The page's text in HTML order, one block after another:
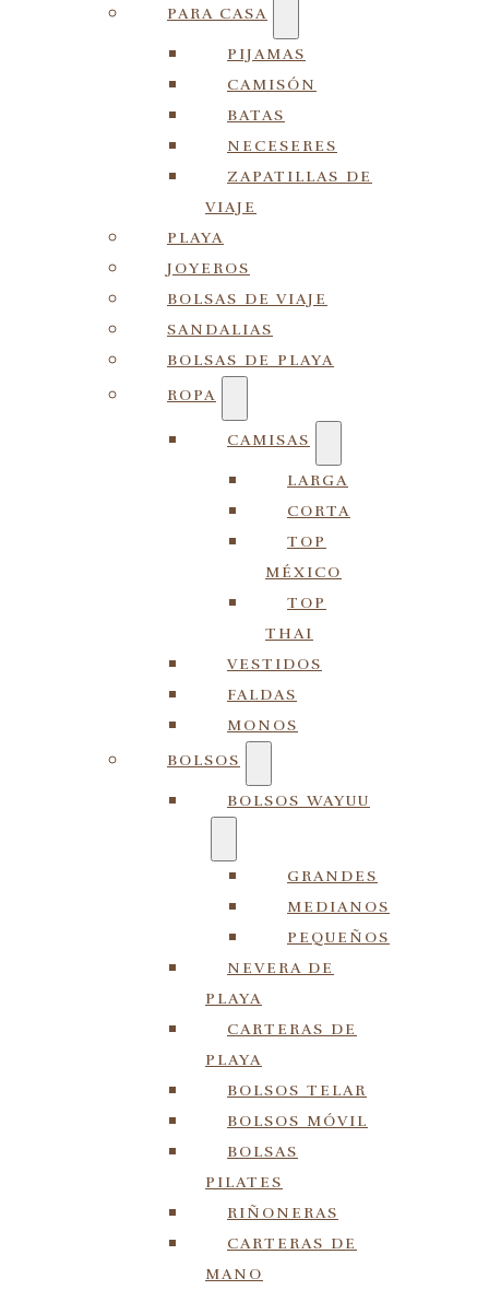
PARA CASA
PIJAMAS
CAMISÓN
BATAS
NECESERES
ZAPATILLAS DE
VIAJE
PLAYA
JOYEROS
BOLSAS DE VIAJE
SANDALIAS
BOLSAS DE PLAYA
ROPA
CAMISAS
LARGA
CORTA
TOP
MÉXICO
TOP
THAI
VESTIDOS
FALDAS
MONOS
BOLSOS
BOLSOS WAYUU
GRANDES
MEDIANOS
PEQUEÑOS
NEVERA DE
PLAYA
CARTERAS DE
PLAYA
BOLSOS TELAR
BOLSOS MÓVIL
BOLSAS
PILATES
RIÑONERAS
CARTERAS DE
MANO